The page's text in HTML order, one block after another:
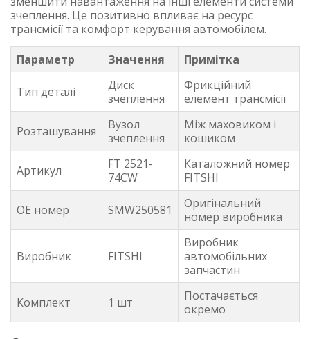
зчеплення. Це позитивно впливає на ресурс
трансмісії та комфорт керування автомобілем.
Параметр
Значення Примітка
Тип деталі
Диск
зчеплення
Фрикційний
елемент трансмісії
Розташування
Вузол
зчеплення
Між маховиком і
кошиком
Артикул
FT 2521-
74CW
Каталожний номер
FITSHI
OE номер SMW250581
Оригінальний
номер виробника
Виробник FITSHI
Виробник
автомобільних
запчастин
Комплект 1 шт
Постачається
окремо